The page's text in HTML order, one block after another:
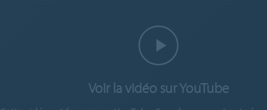
Voir la vidéo sur YouTube